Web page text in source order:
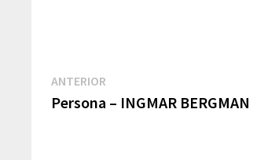
Navegación
de
ANTERIOR
post:
Persona – INGMAR BERGMAN